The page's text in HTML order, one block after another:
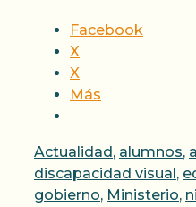
Facebook
X
X
Más
Categorías
Actualidad, alumnos,
discapacidad visual,
gobierno, Ministerio,